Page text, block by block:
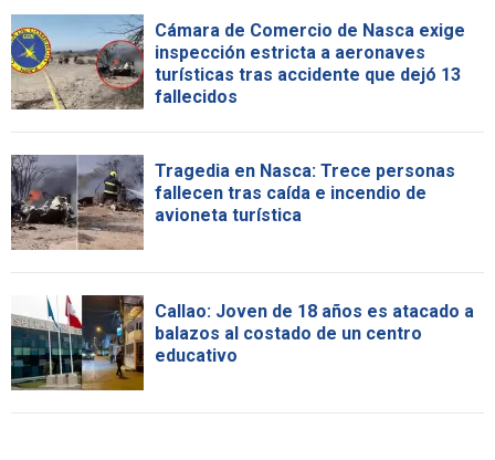
Cámara de Comercio de Nasca exige
inspección estricta a aeronaves
turísticas tras accidente que dejó 13
fallecidos
Tragedia en Nasca: Trece personas
fallecen tras caída e incendio de
avioneta turística
Callao: Joven de 18 años es atacado a
balazos al costado de un centro
educativo